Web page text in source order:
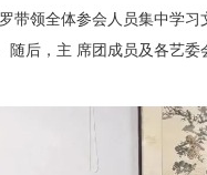
带领全体参会人员集中学习
随后， 主 席团成员及各艺委